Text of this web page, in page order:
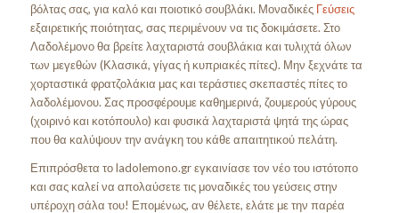
βόλτας σας, για καλό και ποιοτικό σουβλάκι. Μοναδικές Γεύσεις
εξαιρετικής ποιότητας, σας περιμένουν να τις δοκιμάσετε. Στο
Λαδολέμονο θα βρείτε λαχταριστά σουβλάκια και τυλιχτά όλων
των μεγεθών (Κλασικά, γίγας ή κυπριακές πίτες). Μην ξεχνάτε τα
χορταστικά φρατζολάκια μας και τεράστιες σκεπαστές πίτες το
λαδολέμονου. Σας προσφέρουμε καθημερινά, ζουμερούς γύρους
(χοιρινό και κοτόπουλο) και φυσικά λαχταριστά ψητά της ώρας
που θα καλύψουν την ανάγκη του κάθε απαιτητικού πελάτη.
Επιπρόσθετα το ladolemono.gr εγκαινίασε τον νέο του ιστότοπο
και σας καλεί να απολαύσετε τις μοναδικές του γεύσεις στην
υπέροχη σάλα του! Επομένως, αν θέλετε, ελάτε με την παρέα